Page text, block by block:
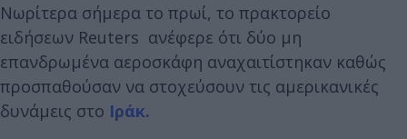
Νωρίτερα σήμερα το πρωί, το πρακτορείο
ειδήσεων Reuters ανέφερε ότι δύο μη
επανδρωμένα αεροσκάφη αναχαιτίστηκαν καθώς
προσπαθούσαν να στοχεύσουν τις αμερικανικές
δυνάμεις στο Ιράκ.